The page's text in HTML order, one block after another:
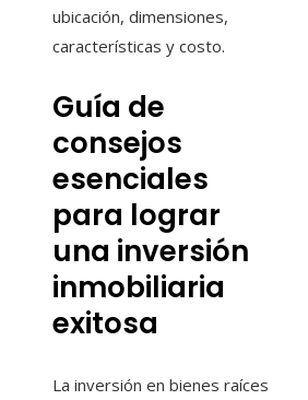
ubicación, dimensiones,
características y costo.
Guía de
consejos
esenciales
para lograr
una inversión
inmobiliaria
exitosa
La inversión en bienes raíces